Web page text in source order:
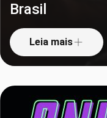
Brasil
Leia mais